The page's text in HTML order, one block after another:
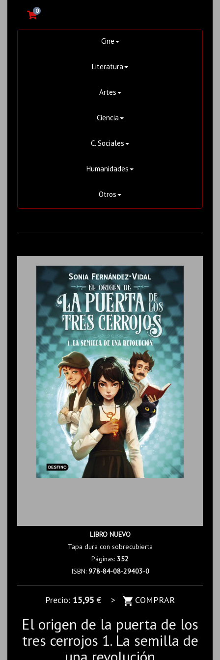
0
Cine
Literatura
Artes
Ciencia
C. Sociales
Humanidades
Otros
LIBRO NUEVO
Tapa dura con sobrecubierta
Páginas: 352
ISBN: 978-84-08-29403-0
Precio: 15,95 € > COMPRAR
El origen de la puerta de los
tres cerrojos 1. La semilla de
una revolución